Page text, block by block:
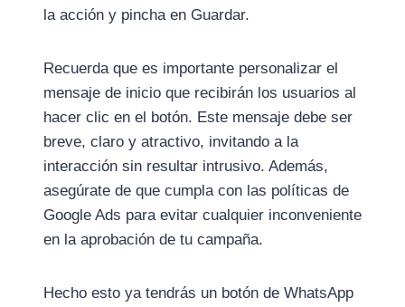
la acción y pincha en Guardar.
Recuerda que es importante personalizar el
mensaje de inicio que recibirán los usuarios al
hacer clic en el botón. Este mensaje debe ser
breve, claro y atractivo, invitando a la
interacción sin resultar intrusivo. Además,
asegúrate de que cumpla con las políticas de
Google Ads para evitar cualquier inconveniente
en la aprobación de tu campaña.
Hecho esto ya tendrás un botón de WhatsApp